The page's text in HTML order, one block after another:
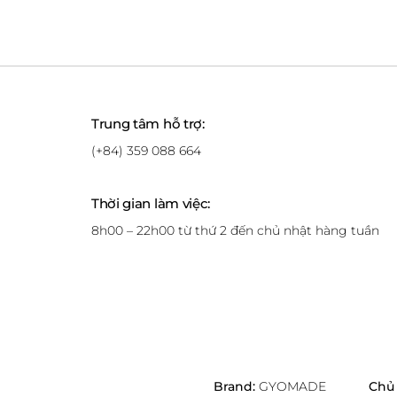
Trung tâm hỗ trợ:
(+84) 359 088 664
Thời gian làm việc:
8h00 – 22h00 từ thứ 2 đến chủ nhật hàng tuần
Brand: GYOMADE Chủ